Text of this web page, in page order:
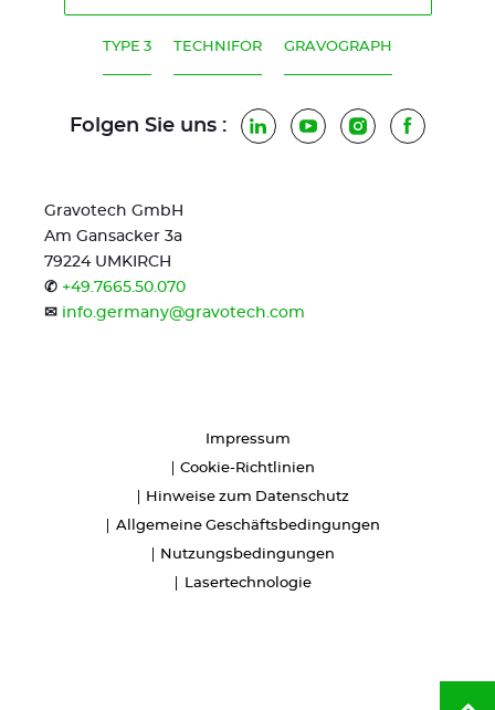
TYPE 3 TECHNIFOR GRAVOGRAPH
Folgen Sie uns : LinkedInYouTubeInstagram
Gravotech GmbH
Am Gansacker 3a
79224 UMKIRCH
✆ +49.7665.50.070
✉ info.germany@gravotech.com
Impressum
Cookie-Richtlinien
Hinweise zum Datenschutz
Allgemeine Geschäftsbedingungen
Nutzungsbedingungen
Lasertechnologie